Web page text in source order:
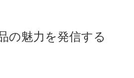
の魅力を発信する